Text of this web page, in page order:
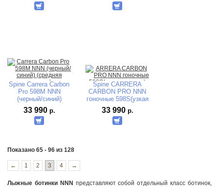
Spine Carrera Carbon
Pro 598M NNN
(черный/синий)
(средняя колодка)
33 990 р.
Spine CARRERA
CARBON PRO NNN
гоночные 598S(узкая
колодка)
33 990 р.
Показано 65 - 96 из 128
← 1 2 3 4 →
Лыжные ботинки NNN представляют собой отдельный класс ботинок,